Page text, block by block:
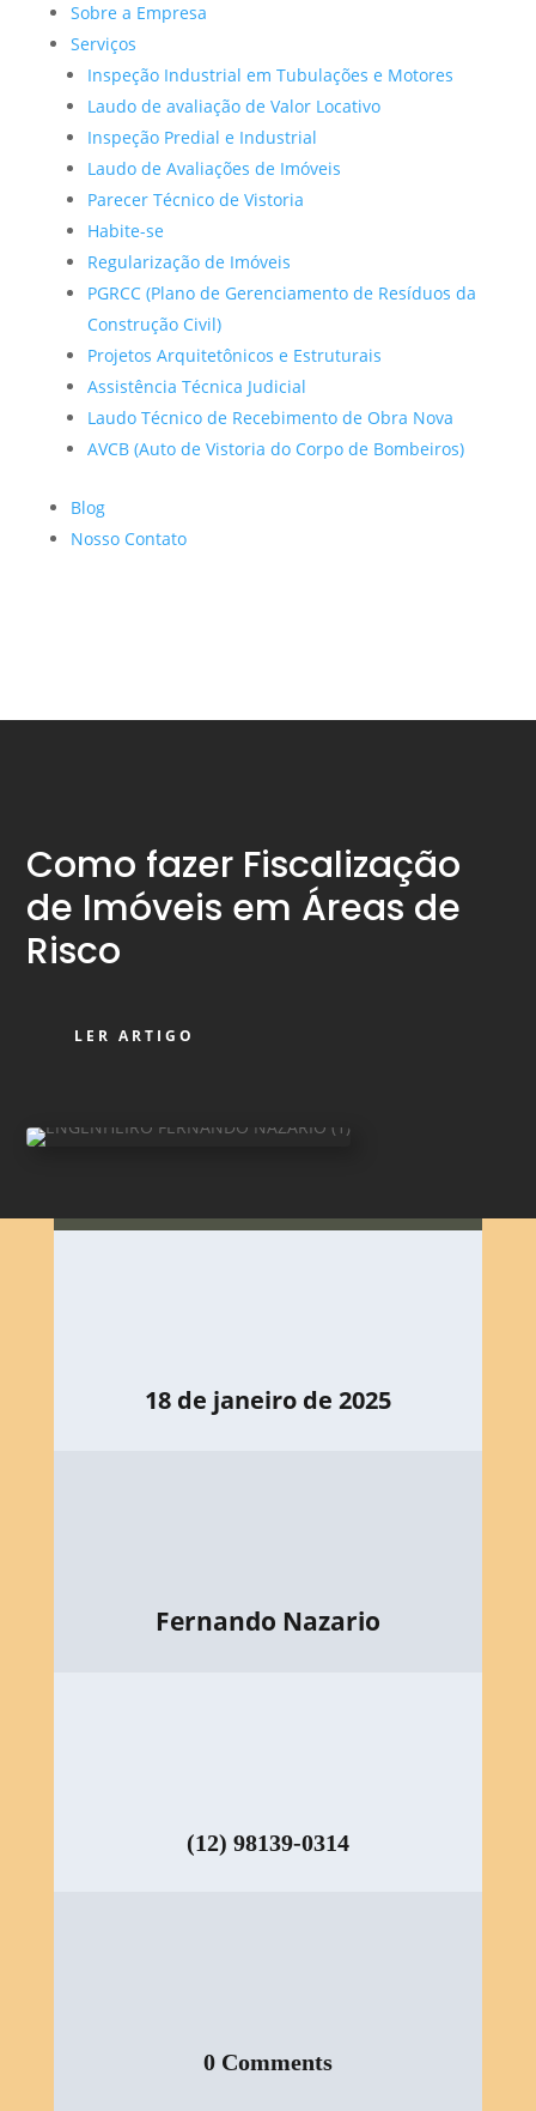
Sobre a Empresa
Serviços
Inspeção Industrial em Tubulações e Motores
Laudo de avaliação de Valor Locativo
Inspeção Predial e Industrial
Laudo de Avaliações de Imóveis
Parecer Técnico de Vistoria
Habite-se
Regularização de Imóveis
PGRCC (Plano de Gerenciamento de Resíduos da
Construção Civil)
Projetos Arquitetônicos e Estruturais
Assistência Técnica Judicial
Laudo Técnico de Recebimento de Obra Nova
AVCB (Auto de Vistoria do Corpo de Bombeiros)
Blog
Nosso Contato
Como fazer Fiscalização
de Imóveis em Áreas de
Risco
LER ARTIGO
18 de janeiro de 2025
Fernando Nazario
(12) 98139-0314
0 Comments